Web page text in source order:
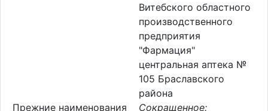
Прежние наименования
Витебского областного
производственного
предприятия
"Фармация"
центральная аптека №
105 Браславского
района
Сокращенное: